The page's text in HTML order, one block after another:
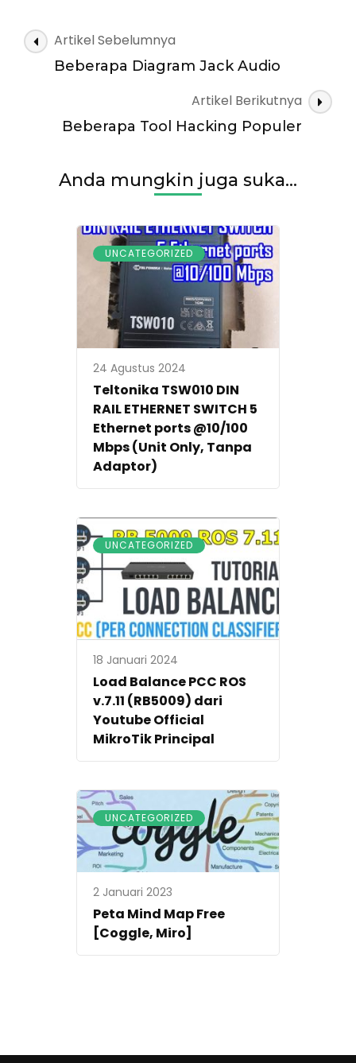
Navigasi
Artikel
Artikel Sebelumnya
Beberapa Diagram Jack Audio
Artikel Berikutnya
Beberapa Tool Hacking Populer
Anda mungkin juga suka...
UNCATEGORIZED
24 Agustus 2024
Teltonika TSW010 DIN
RAIL ETHERNET SWITCH 5
Ethernet ports @10/100
Mbps (Unit Only, Tanpa
Adaptor)
UNCATEGORIZED
18 Januari 2024
Load Balance PCC ROS
v.7.11 (RB5009) dari
Youtube Official
MikroTik Principal
UNCATEGORIZED
2 Januari 2023
Peta Mind Map Free
[Coggle, Miro]